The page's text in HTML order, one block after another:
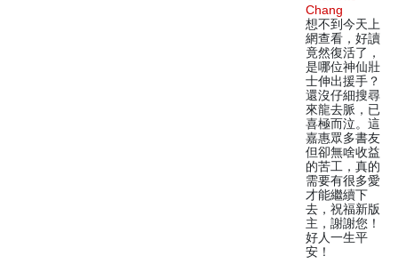
Chang
想不到今天上
網查看，好讀
竟然復活了，
是哪位神仙壯
士伸出援手？
還沒仔細搜尋
來龍去脈，已
喜極而泣。這
嘉惠眾多書友
但卻無啥收益
的苦工，真的
需要有很多愛
才能繼續下
去，祝福新版
主，謝謝您！
好人一生平
安！